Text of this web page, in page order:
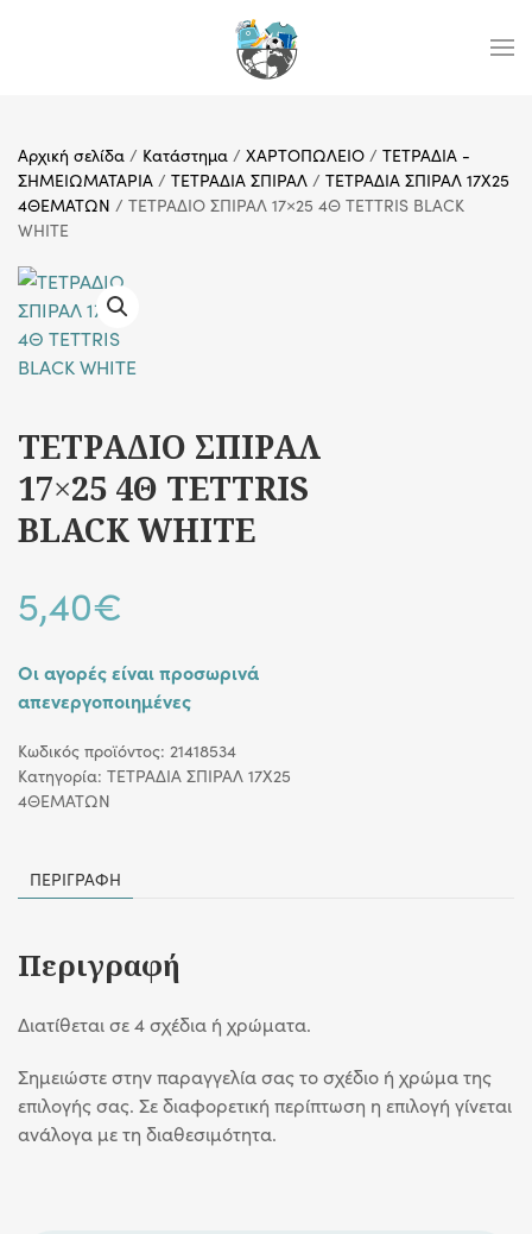
Αρχική σελίδα / Κατάστημα / ΧΑΡΤΟΠΩΛΕΙΟ / ΤΕΤΡΑΔΙΑ -
ΣΗΜΕΙΩΜΑΤΑΡΙΑ / ΤΕΤΡΑΔΙΑ ΣΠΙΡΑΛ / ΤΕΤΡΑΔΙΑ ΣΠΙΡΑΛ 17Χ25
4ΘΕΜΑΤΩΝ / ΤΕΤΡΑΔΙΟ ΣΠΙΡΑΛ 17×25 4Θ TETTRIS BLACK
WHITE
ΤΕΤΡΑΔΙΟ ΣΠΙΡΑΛ
17×25 4Θ TETTRIS
BLACK WHITE
5,40€
Οι αγορές είναι προσωρινά
απενεργοποιημένες
Κωδικός προϊόντος: 21418534
Κατηγορία: ΤΕΤΡΑΔΙΑ ΣΠΙΡΑΛ 17Χ25
4ΘΕΜΑΤΩΝ
ΠΕΡΙΓΡΑΦΉ
Περιγραφή
Διατίθεται σε 4 σχέδια ή χρώματα.
Σημειώστε στην παραγγελία σας το σχέδιο ή χρώμα της
επιλογής σας. Σε διαφορετική περίπτωση η επιλογή γίνεται
ανάλογα με τη διαθεσιμότητα.